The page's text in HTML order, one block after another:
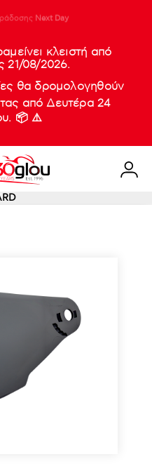
Next Day
κλειστή από
21/08/2026.
θα δρομολογηθούν
από Δευτέρα 24
📦 ⚠️